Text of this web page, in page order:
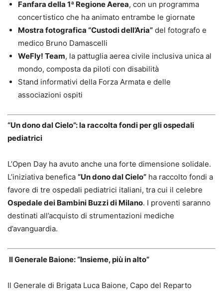
Fanfara della 1ª Regione Aerea, con un programma
concertistico che ha animato entrambe le giornate
Mostra fotografica “Custodi dell’Aria” del fotografo e
medico Bruno Damascelli
WeFly! Team, la pattuglia aerea civile inclusiva unica al
mondo, composta da piloti con disabilità
Stand informativi della Forza Armata e delle
associazioni ospiti
“Un dono dal Cielo”: la raccolta fondi per gli ospedali
pediatrici
L’Open Day ha avuto anche una forte dimensione solidale.
L’iniziativa benefica “Un dono dal Cielo” ha raccolto fondi a
favore di tre ospedali pediatrici italiani, tra cui il celebre
Ospedale dei Bambini Buzzi di Milano. I proventi saranno
destinati all’acquisto di strumentazioni mediche
d’avanguardia.
Il Generale Baione: “Insieme, più in alto”
Il Generale di Brigata Luca Baione, Capo del Reparto